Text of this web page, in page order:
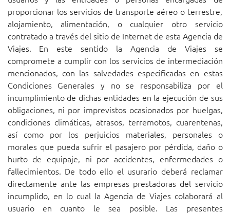
proporcionar los servicios de transporte aéreo o terrestre,
alojamiento, alimentación, o cualquier otro servicio
contratado a través del sitio de Internet de esta Agencia de
Viajes. En este sentido la Agencia de Viajes se
compromete a cumplir con los servicios de intermediación
mencionados, con las salvedades especificadas en estas
Condiciones Generales y no se responsabiliza por el
incumplimiento de dichas entidades en la ejecución de sus
obligaciones, ni por imprevistos ocasionados por huelgas,
condiciones climáticas, atrasos, terremotos, cuarentenas,
así como por los perjuicios materiales, personales o
morales que pueda sufrir el pasajero por pérdida, daño o
hurto de equipaje, ni por accidentes, enfermedades o
fallecimientos. De todo ello el usurario deberá reclamar
directamente ante las empresas prestadoras del servicio
incumplido, en lo cual la Agencia de Viajes colaborará al
usuario en cuanto le sea posible. Las presentes